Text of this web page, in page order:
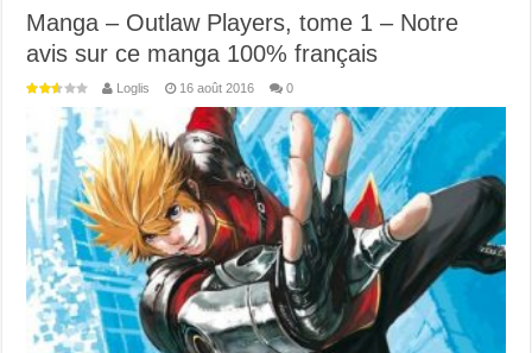
Manga – Outlaw Players, tome 1 – Notre
avis sur ce manga 100% français
Loglis 16 août 2016 0